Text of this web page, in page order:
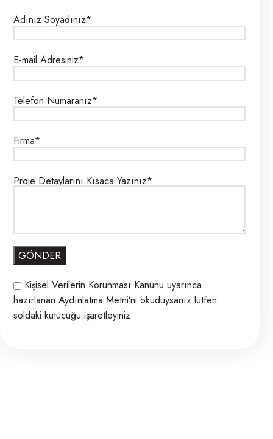
Adınız Soyadınız*
E-mail Adresiniz*
Telefon Numaranız*
Firma*
Proje Detaylarını Kısaca Yazınız*
Kişisel Verilerin Korunması Kanunu uyarınca
hazırlananAydınlatma Metni’ni okuduysanız lütfen
soldaki kutucuğu işaretleyiniz.